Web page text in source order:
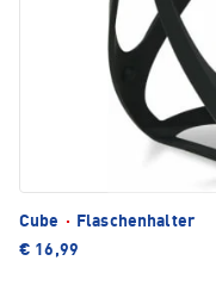
Cube ·
Flaschenhalter
€ 16,99